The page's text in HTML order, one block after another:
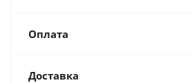
Оплата
Доставка